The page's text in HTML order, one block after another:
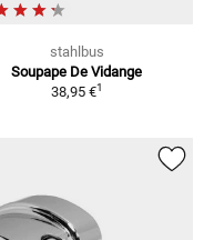
stahlbus
Soupape De Vidange
38,95 €1